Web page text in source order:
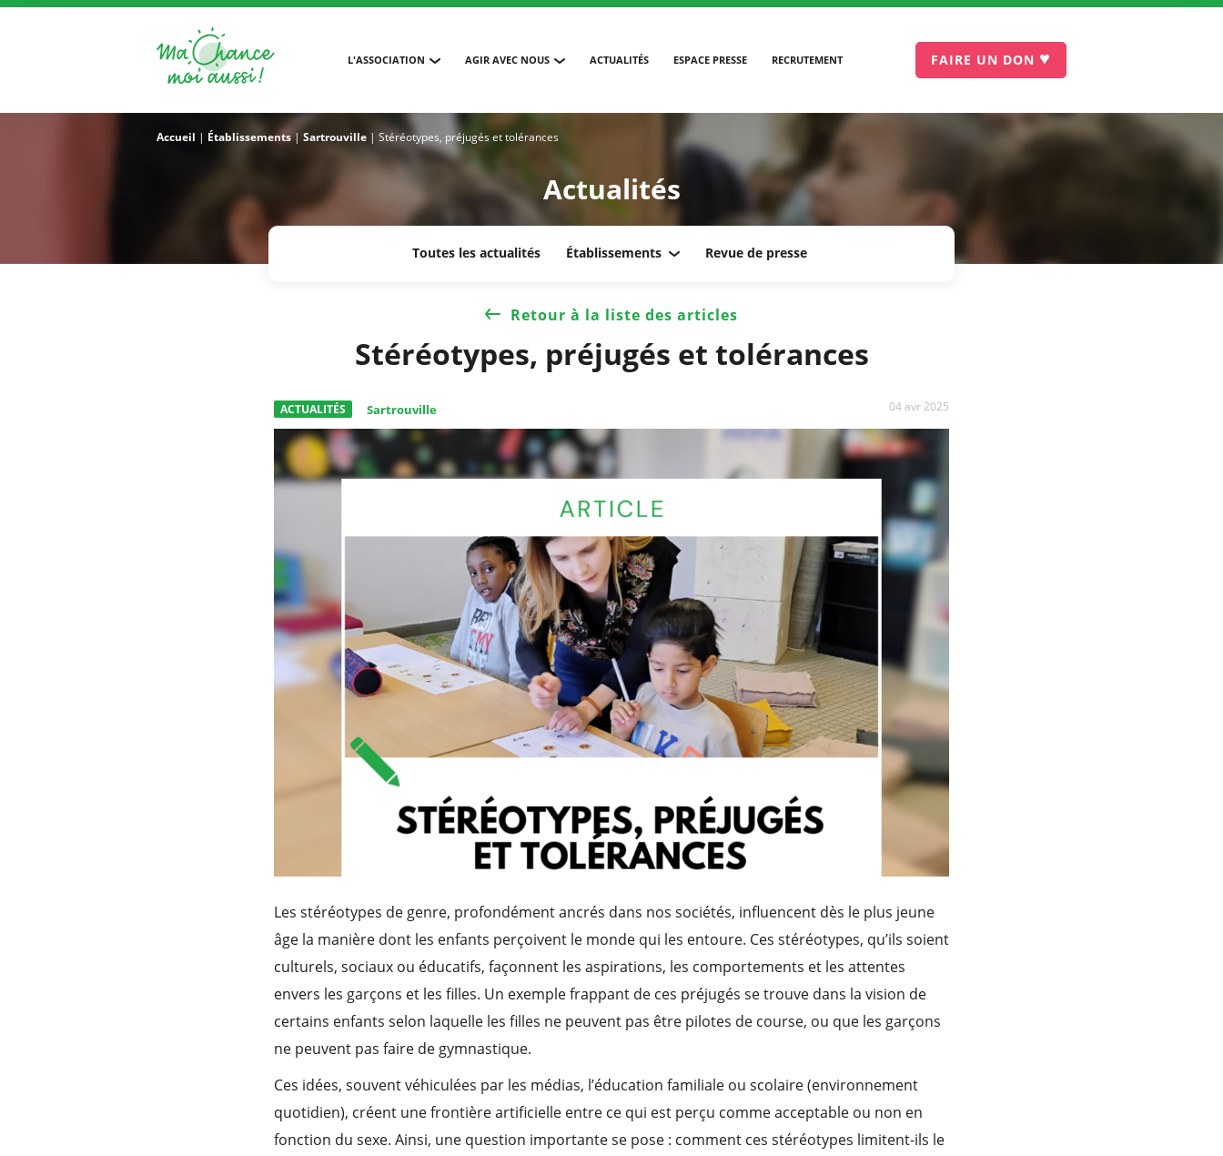
L'ASSOCIATION AGIR AVEC NOUS ACTUALITÉS ESPACE PRESSE RECRUTEMENT FAIRE UN DON ♥
Accueil | Établissements| Sartrouville | Stéréotypes, préjugés et tolérances
Actualités
Toutes les actualités Établissements Revue de presse
Retour à la liste des articles
Stéréotypes, préjugés et tolérances
ACTUALITÉS Sartrouville 04 avr 2025
Les stéréotypes de genre, profondément ancrés dans nos sociétés, influencent dès le plus jeune
âge la manière dont les enfants perçoivent le monde qui les entoure. Ces stéréotypes, qu’ils soient
culturels, sociaux ou éducatifs, façonnent les aspirations, les comportements et les attentes
envers les garçons et les filles. Un exemple frappant de ces préjugés se trouve dans la vision de
certains enfants selon laquelle les filles ne peuvent pas être pilotes de course, ou que les garçons
ne peuvent pas faire de gymnastique.
Ces idées, souvent véhiculées par les médias, l’éducation familiale ou scolaire (environnement
quotidien), créent une frontière artificielle entre ce qui est perçu comme acceptable ou non en
fonction du sexe. Ainsi, une question importante se pose : comment ces stéréotypes limitent-ils le